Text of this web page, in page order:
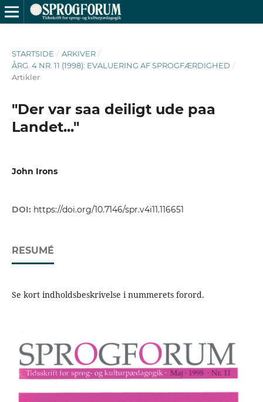
STARTSIDE / ARKIVER /
ÅRG. 4 NR. 11 (1998): EVALUERING AF SPROGFÆRDIGHED /
Artikler
"Der var saa deiligt ude paa
Landet..."
John Irons
DOI: https://doi.org/10.7146/spr.v4i11.116651
RESUMÉ
Se kort indholdsbeskrivelse i nummerets forord.